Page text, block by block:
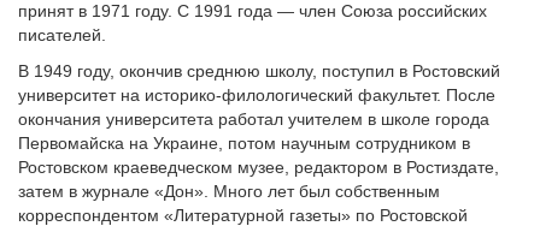
принят в 1971 году. C 1991 года — член Союза российских
писателей.
В 1949 году, окончив среднюю школу, поступил в Ростовский
университет на историко-филологический факультет. После
окончания университета работал учителем в школе города
Первомайска на Украине, потом научным сотрудником в
Ростовском краеведческом музее, редактором в Ростиздате,
затем в журнале «Дон». Много лет был собственным
корреспондентом «Литературной газеты» по Ростовской